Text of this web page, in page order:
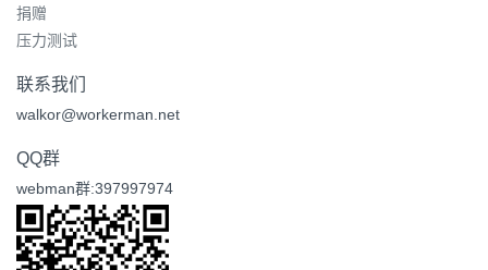
捐赠
压力测试
联系我们
walkor@workerman.net
QQ群
webman群:397997974